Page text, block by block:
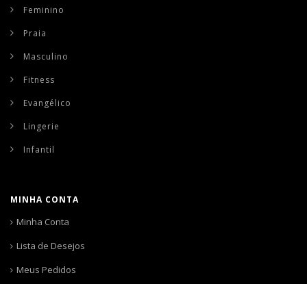
Feminino
Praia
Masculino
Fitness
Evangélico
Lingerie
Infantil
MINHA CONTA
Minha Conta
Lista de Desejos
Meus Pedidos